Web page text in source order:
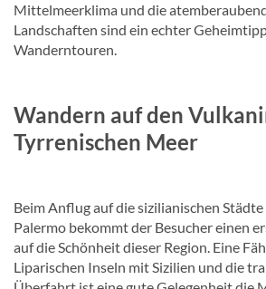
Mittelmeerklima und die
Landschaften sind ein echter
Wanderntouren.
Wandern auf den
Tyrrenischen Meer
Beim Anflug auf die sizilianischen
Palermo bekommt der Besucher einen
auf die Schönheit dieser Region. Eine
Liparischen Inseln mit Sizilien und die